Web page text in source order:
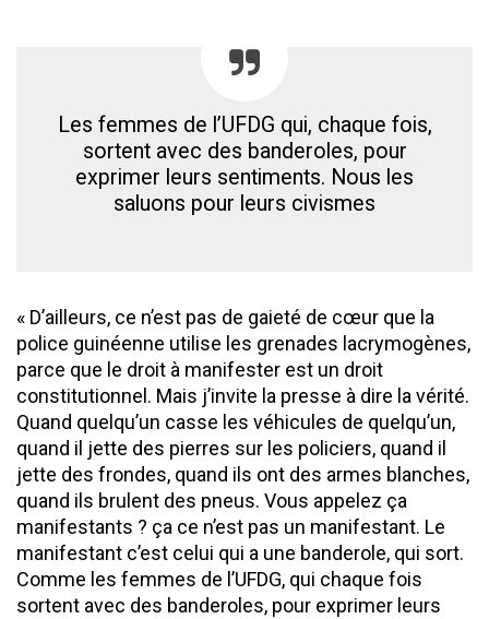
Les femmes de l’UFDG qui, chaque fois,
sortent avec des banderoles, pour
exprimer leurs sentiments. Nous les
saluons pour leurs civismes
« D’ailleurs, ce n’est pas de gaieté de cœur que la
police guinéenne utilise les grenades lacrymogènes,
parce que le droit à manifester est un droit
constitutionnel. Mais j’invite la presse à dire la vérité.
Quand quelqu’un casse les véhicules de quelqu’un,
quand il jette des pierres sur les policiers, quand il
jette des frondes, quand ils ont des armes blanches,
quand ils brulent des pneus. Vous appelez ça
manifestants ? ça ce n’est pas un manifestant. Le
manifestant c’est celui qui a une banderole, qui sort.
Comme les femmes de l’UFDG, qui chaque fois
sortent avec des banderoles, pour exprimer leurs